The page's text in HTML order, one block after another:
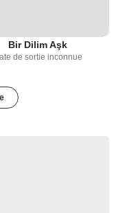
Bir Dilim Aşk
de sortie inconnue